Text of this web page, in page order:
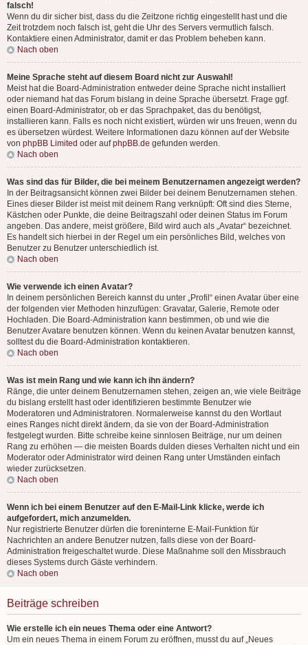
falsch!
Wenn du dir sicher bist, dass du die Zeitzone richtig eingestellt hast und die
Zeit trotzdem noch falsch ist, geht die Uhr des Servers vermutlich falsch.
Kontaktiere einen Administrator, damit er das Problem beheben kann.
Nach oben
Meine Sprache steht auf diesem Board nicht zur Auswahl!
Meist hat die Board-Administration entweder deine Sprache nicht installiert
oder niemand hat das Forum bislang in deine Sprache übersetzt. Frage ggf.
einen Board-Administrator, ob er das Sprachpaket, das du benötigst,
installieren kann. Falls es noch nicht existiert, würden wir uns freuen, wenn du
es übersetzen würdest. Weitere Informationen dazu können auf der Website
von phpBB Limited oder aufphpBB.de gefunden werden.
Nach oben
Was sind das für Bilder, die bei meinem Benutzernamen angezeigt werden?
In der Beitragsansicht können zwei Bilder bei deinem Benutzernamen stehen.
Eines dieser Bilder ist meist mit deinem Rang verknüpft: Oft sind dies Sterne,
Kästchen oder Punkte, die deine Beitragszahl oder deinen Status im Forum
angeben. Das andere, meist größere, Bild wird auch als „Avatar“ bezeichnet.
Es handelt sich hierbei in der Regel um ein persönliches Bild, welches von
Benutzer zu Benutzer unterschiedlich ist.
Nach oben
Wie verwende ich einen Avatar?
In deinem persönlichen Bereich kannst du unter „Profil“ einen Avatar über eine
der folgenden vier Methoden hinzufügen: Gravatar, Galerie, Remote oder
Hochladen. Die Board-Administration kann bestimmen, ob und wie die
Benutzer Avatare benutzen können. Wenn du keinen Avatar benutzen kannst,
solltest du die Board-Administration kontaktieren.
Nach oben
Was ist mein Rang und wie kann ich ihn ändern?
Ränge, die unter deinem Benutzernamen stehen, zeigen an, wie viele Beiträge
du bislang erstellt hast oder identifizieren bestimmte Benutzer wie
Moderatoren und Administratoren. Normalerweise kannst du den Wortlaut
eines Ranges nicht direkt ändern, da sie von der Board-Administration
festgelegt wurden. Bitte schreibe keine sinnlosen Beiträge, nur um deinen
Rang zu erhöhen — die meisten Boards dulden dieses Verhalten nicht und ein
Moderator oder Administrator wird deinen Rang unter Umständen einfach
wieder zurücksetzen.
Nach oben
Wenn ich bei einem Benutzer auf den E-Mail-Link klicke, werde ich
aufgefordert, mich anzumelden.
Nur registrierte Benutzer dürfen die foreninterne E-Mail-Funktion für
Nachrichten an andere Benutzer nutzen, falls diese von der Board-
Administration freigeschaltet wurde. Diese Maßnahme soll den Missbrauch
dieses Systems durch Gäste verhindern.
Nach oben
Beiträge schreiben
Wie erstelle ich ein neues Thema oder eine Antwort?
Um ein neues Thema in einem Forum zu eröffnen, musst du auf „Neues